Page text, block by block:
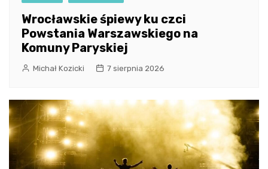
Wrocławskie śpiewy ku czci
Powstania Warszawskiego na
Komuny Paryskiej
Michał Kozicki 7 sierpnia 2026